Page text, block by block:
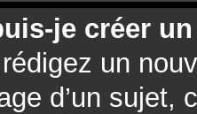
je créer
un
d’un sujet,